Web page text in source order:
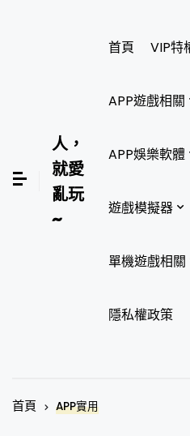
人，
就愛
亂玩
~
首頁 VIP特
APP遊戲相關
APP娛樂軟體
遊戲模擬器
單機遊戲相關
隱私權政策
首頁 APP實用